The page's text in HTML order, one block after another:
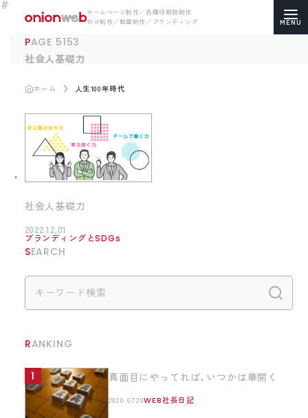
ホームページ制作／各種印刷物制作
ロゴ制作／動画制作／ブランディング
コーポレートサイト
ECサイト（通販）制作
求人・採用サイト制作
各種印刷物デザイン
ロゴマーク制作
PAGE 5153
社会人基礎力
ホーム 人生100年時代
社会人基礎力
2022.12.01
ブランディングとSDGs
SEARCH
RANKING
真面目にやってれば、いつかは華開く
2020.07.20WEB社長日記